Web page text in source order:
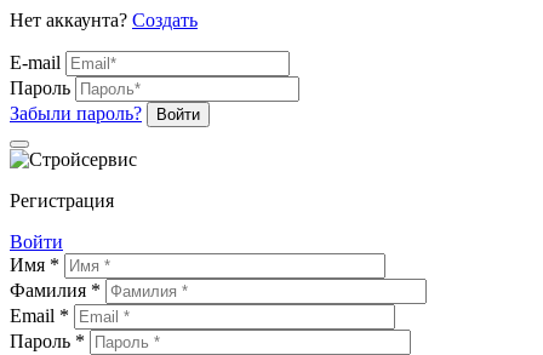
Нет аккаунта? Создать
E-mail
Пароль
Забыли пароль?
Войти
Регистрация
Войти
Имя *
Фамилия *
Email *
Пароль *